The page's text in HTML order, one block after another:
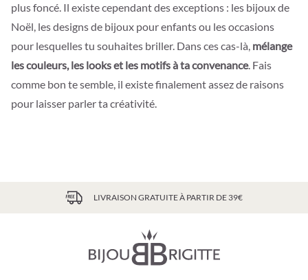
plus foncé. Il existe cependant des exceptions : les bijoux de
Noël, les designs de bijoux pour enfants ou les occasions
pour lesquelles tu souhaites briller. Dans ces cas-là, mélange
les couleurs, les looks et les motifs à ta convenance. Fais
comme bon te semble, il existe finalement assez de raisons
pour laisser parler ta créativité.
LIVRAISON GRATUITE À PARTIR DE 39€